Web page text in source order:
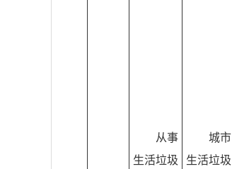
从事
生活垃圾
城市
生活垃圾